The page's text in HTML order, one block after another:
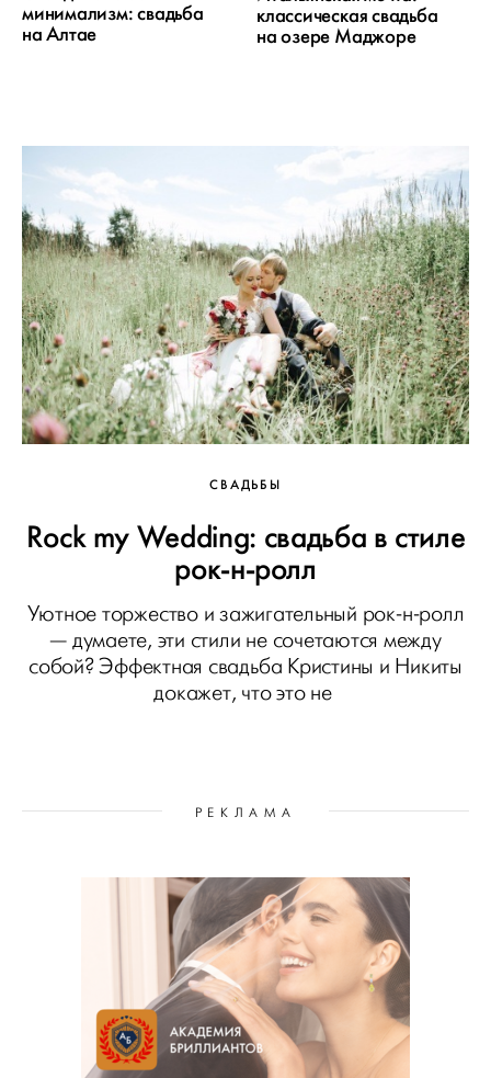
минимализм: свадьба
на Алтае
классическая свадьба
на озере Маджоре
СВАДЬБЫ
Rock my Wedding: свадьба в стиле
рок-н-ролл
Уютное торжество и зажигательный рок-н-ролл
— думаете, эти стили не сочетаются между
собой? Эффектная свадьба Кристины и Никиты
докажет, что это не
РЕКЛАМА